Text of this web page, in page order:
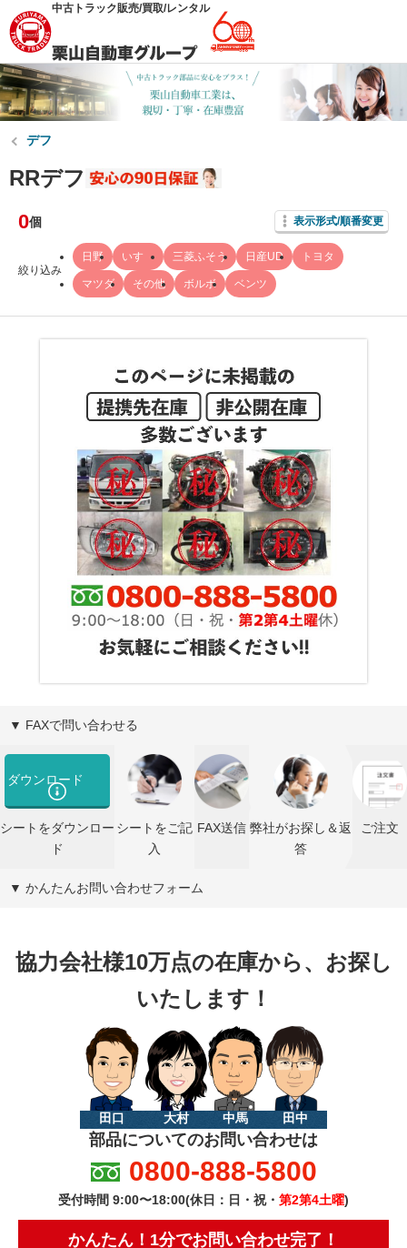
中古トラック販売/買取/レンタル
デフ
RRデフ
0個 表示形式/順番変更
絞り込み
日野 いすゞ 三菱ふそう 日産UD トヨタ
マツダ その他 ボルボ ベンツ
▼ FAXで問い合わせる
ダウンロード
シートをダウンロー
ド
シートをご記
入
FAX送信 弊社がお探し＆返
答
ご注文
▼ かんたんお問い合わせフォーム
協力会社様10万点の在庫から、お探し
いたします！
田口 大村 中馬 田中
部品についてのお問い合わせは
0800-888-5800
受付時間 9:00〜18:00(休日：日・祝・ 第2第4土曜)
かんたん！1分でお問い合わせ完了！